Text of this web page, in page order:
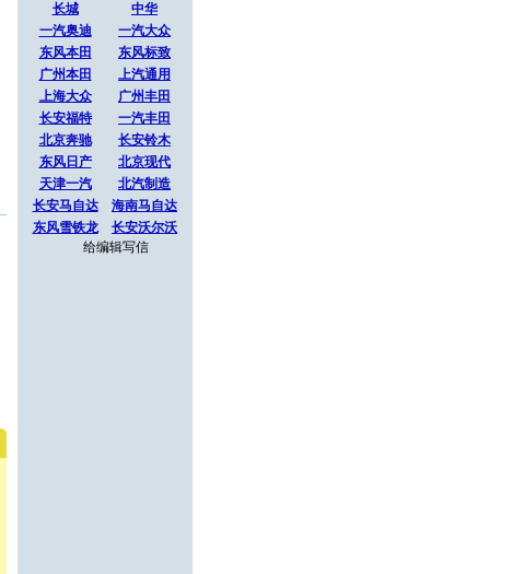
长城
中华
一汽奥迪
一汽大众
东风本田
东风标致
广州本田
上汽通用
上海大众
广州丰田
长安福特
一汽丰田
北京奔驰
长安铃木
东风日产
北京现代
天津一汽
北汽制造
长安马自达
海南马自达
东风雪铁龙
长安沃尔沃
给编辑写信